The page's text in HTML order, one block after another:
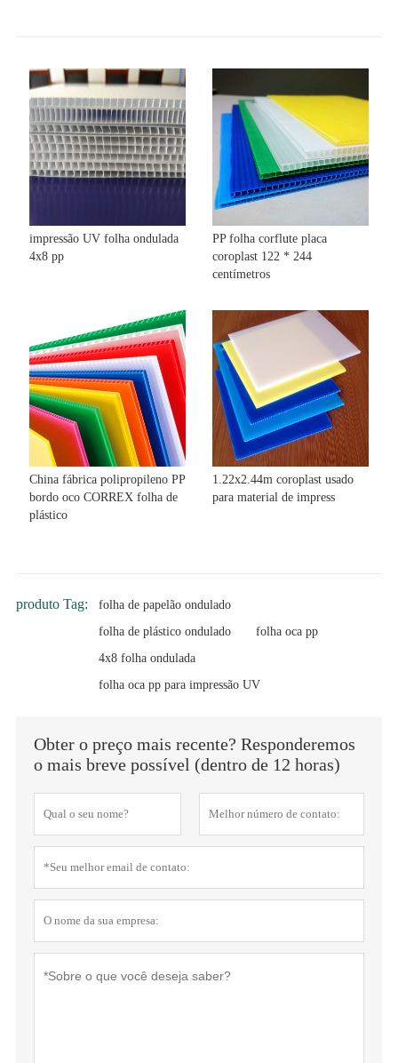
impressão UV folha ondulada
4x8 pp
PP folha corflute placa
coroplast 122 * 244
centímetros
China fábrica polipropileno PP
bordo oco CORREX folha de
plástico
1.22x2.44m coroplast usado
para material de impress
produto Tag:
folha de papelão ondulado
folha de plástico ondulado
folha oca pp
4x8 folha ondulada
folha oca pp para impressão UV
Obter o preço mais recente? Responderemos
o mais breve possível (dentro de 12 horas)